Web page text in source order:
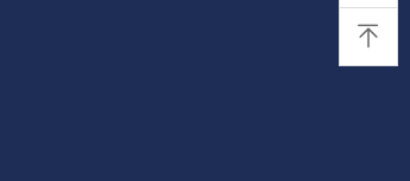
返回顶部